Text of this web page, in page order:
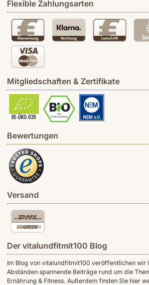
Flexible Zahlungsarten
Mitgliedschaften & Zertifikate
Bewertungen
Versand
Der vitalundfitmit100 Blog
Im Blog von vitalundfitmit100 veröffentlichen wir
Abständen spannende Beiträge rund um die
Ernährung & Fitness. Außerdem finden Sie hier